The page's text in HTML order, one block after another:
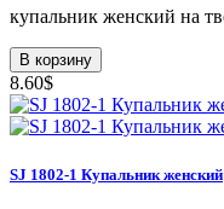
купальник женский на
В корзину
8.60$
SJ 1802-1 Купальник женский